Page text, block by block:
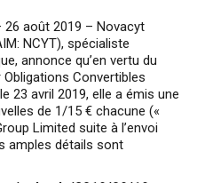
26 août 2019 – Novacyt
NCYT), spécialiste
annonce qu’en vertu du
Convertibles
23 avril 2019, elle a émis une
de 1/15 € chacune («
Limited suite à l’envoi
amples détails sont